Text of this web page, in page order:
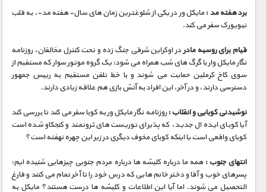
طبیعت
علم و فناوری
فرهنگ / هنر
کیهان / نجوم
گردشگری
ماورایی
مسابقات / ورزشی
مستند های اختصاصی
برد هفته مد : مایکل ور در یکی از شلوغترین زمان های سال- هفته مد-، به قلب
نیویورک سفر می کند.
قیام برای روسیه مادردر اوکراین شرقی جنگ زده و تحت کنترل مخالفان، روزنامه
نگار مایکل وار با گرگ های شب همراه می شود: یک گروه موتور سوار که مستقیم از
سوی کاخ کرملین حمایت می شوند و با خط تلفن مستقیم به رییس جمهور
دسترسی دارند، و در آخر، این افراد به آتش بازی هم علاقه زیادی دارند.
نوشیدنی کوبایی و انقلاب :روزنامه نگار مایکل ور به کوبا سفر می کند تا بررسی کند
آیا کوبای ایده ال جدید، که پذیرای توریست های ثروتمند و کنجکاو شده است
کوبای واقعی است یا اینکه کوبای مخوف دیگری در زیر این چهره نهفته است؟
انتهای جنوب : همه ما درباره کلیشه ها درباره مردم جنوبی چیزهایی شنیده ایم:
پسرهای خوب و آقا و دختر خانم هایی که درس خود را تا آخر تمام می کنند و فارغ
التحصیل می شوند. اما آیا این اطلاعات و کلیشه ها درست هستند؟ مایکل به